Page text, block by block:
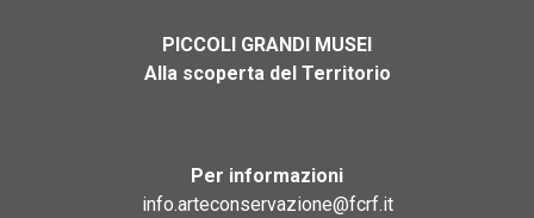
PICCOLI GRANDI MUSEI
Alla scoperta del Territorio
Per informazioni
info.arteconservazione@fcrf.it